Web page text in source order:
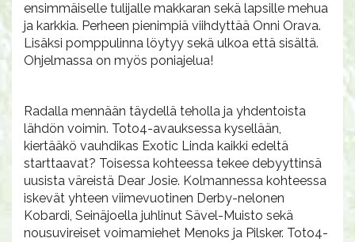
ensimmäiselle tulijalle makkaran sekä lapsille mehua
ja karkkia. Perheen pienimpiä viihdyttää Onni Orava.
Lisäksi pomppulinna löytyy sekä ulkoa että sisältä.
Ohjelmassa on myös poniajelua!
Radalla mennään täydellä teholla ja yhdentoista
lähdön voimin. Toto4-avauksessa kysellään,
kiertääkö vauhdikas Exotic Linda kaikki edeltä
starttaavat? Toisessa kohteessa tekee debyyttinsä
uusista väreistä Dear Josie. Kolmannessa kohteessa
iskevät yhteen viimevuotinen Derby-nelonen
Kobardi, Seinäjoella juhlinut Sävel-Muisto sekä
nousuvireiset voimamiehet Menoks ja Pilsker. Toto4-